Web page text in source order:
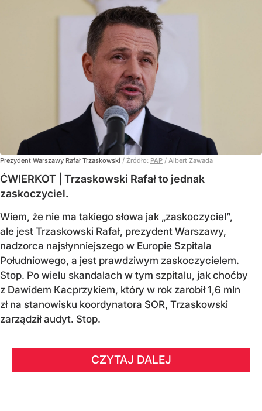
Prezydent Warszawy Rafał Trzaskowski / Źródło: PAP / Albert Zawada
ĆWIERKOT | Trzaskowski Rafał to jednak
zaskoczyciel.
Wiem, że nie ma takiego słowa jak „zaskoczyciel”,
ale jest Trzaskowski Rafał, prezydent Warszawy,
nadzorca najsłynniejszego w Europie Szpitala
Południowego, a jest prawdziwym zaskoczycielem.
Stop. Po wielu skandalach w tym szpitalu, jak choćby
z Dawidem Kacprzykiem, który w rok zarobił 1,6 mln
zł na stanowisku koordynatora SOR, Trzaskowski
zarządził audyt. Stop.
CZYTAJ DALEJ